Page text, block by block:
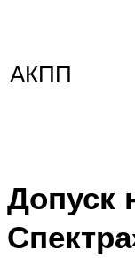
АКПП
Допуск